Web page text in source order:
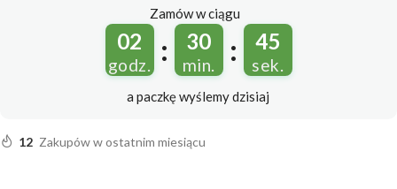
Zamów w ciągu
02
godz. : 30
min. : 44
sek.
a paczkę wyślemydzisiaj
12 Zakupów w ostatnim miesiącu